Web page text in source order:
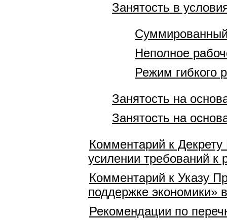
Занятость в
Неполное
Режим гибкого
Занятость на
Занятость на
Комментарий к
усилении требований к
Комментарий к Указу
поддержке экономики»
Рекомендации по